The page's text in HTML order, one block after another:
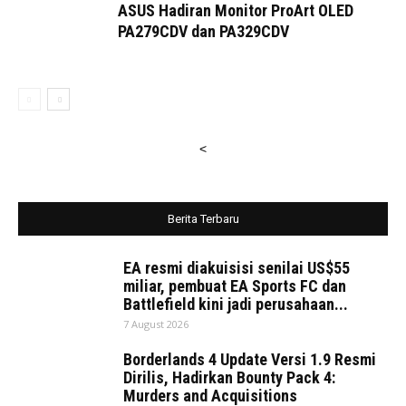
ASUS Hadiran Monitor ProArt OLED
PA279CDV dan PA329CDV
<
Berita Terbaru
EA resmi diakuisisi senilai US$55
miliar, pembuat EA Sports FC dan
Battlefield kini jadi perusahaan...
7 August 2026
Borderlands 4 Update Versi 1.9 Resmi
Dirilis, Hadirkan Bounty Pack 4:
Murders and Acquisitions